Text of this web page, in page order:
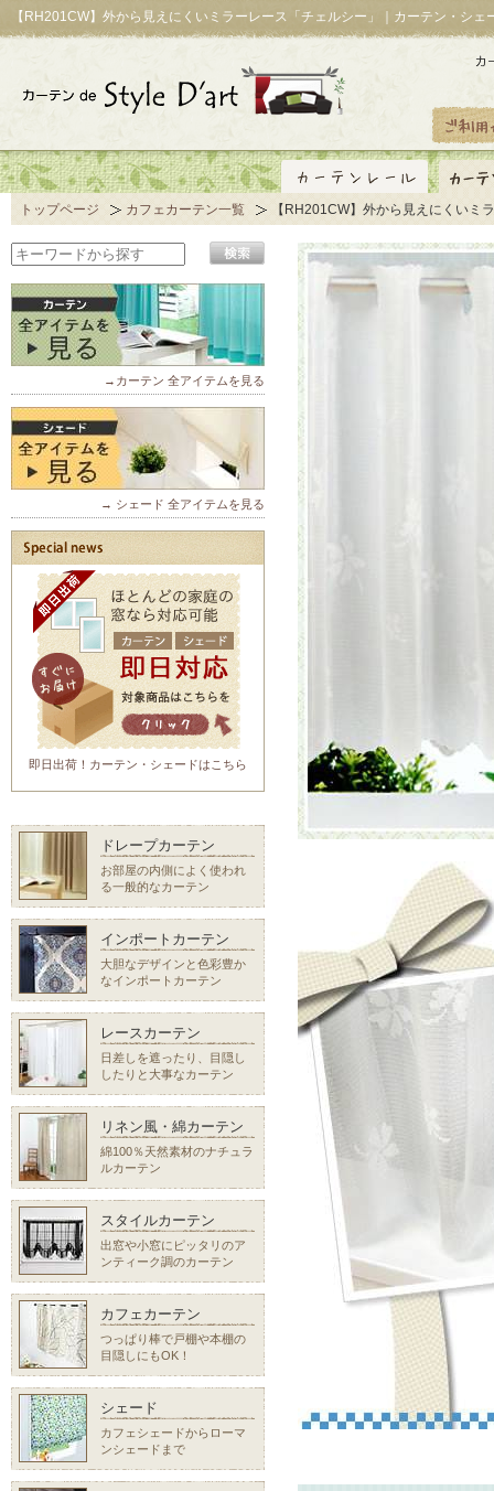
【RH201CW】外から見えにくいミラーレース「チェルシー」｜カーテン・シェ
トップページ カフェカーテン一覧 【RH201CW】外から見えにくいミ
→カーテン 全アイテムを見る
→ シェード 全アイテムを見る
即日出荷！カーテン・シェードはこちら
ドレープカーテン
お部屋の内側によく使われ
る一般的なカーテン
インポートカーテン
大胆なデザインと色彩豊か
なインポートカーテン
レースカーテン
日差しを遮ったり、目隠し
したりと大事なカーテン
リネン風・綿カーテン
綿100％天然素材のナチュラ
ルカーテン
スタイルカーテン
出窓や小窓にピッタリのア
ンティーク調のカーテン
カフェカーテン
つっぱり棒で戸棚や本棚の
目隠しにもOK！
シェード
カフェシェードからローマ
ンシェードまで